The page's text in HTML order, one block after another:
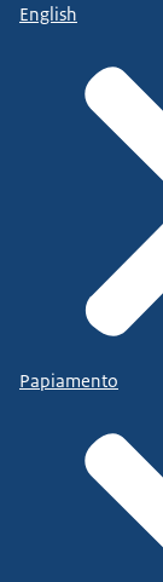
English
Papiamento